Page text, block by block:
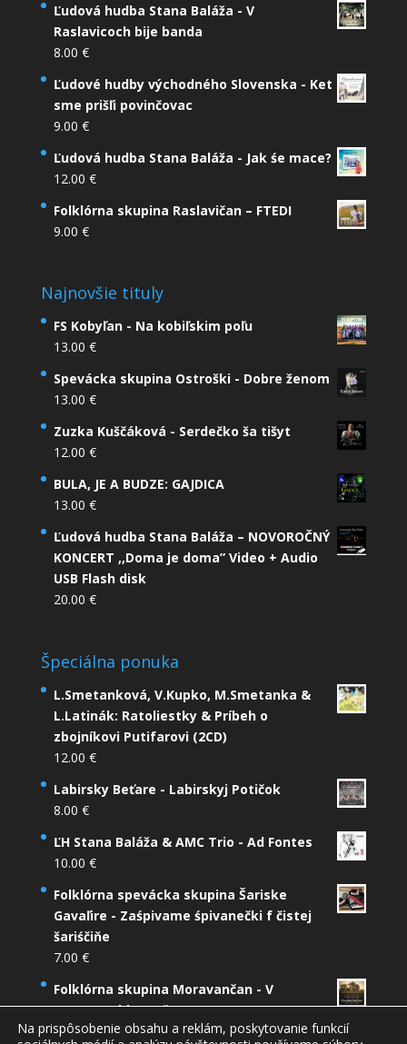
Ľudová hudba Stana Baláža - V
Raslavicoch bije banda
8.00 €
Ľudové hudby východného Slovenska - Ket
sme prišľi povinčovac
9.00 €
Ľudová hudba Stana Baláža - Jak śe mace?
12.00 €
Folklórna skupina Raslavičan – FTEDI
9.00 €
Najnovšie tituly
FS Kobyľan - Na kobiľskim poľu
13.00 €
Spevácka skupina Ostroški - Dobre ženom
13.00 €
Zuzka Kuščáková - Serdečko ša tišyt
12.00 €
BULA, JE A BUDZE: GAJDICA
13.00 €
Ľudová hudba Stana Baláža – NOVOROČNÝ
KONCERT ,,Doma je doma” Video + Audio
USB Flash disk
20.00 €
Špeciálna ponuka
L.Smetanková, V.Kupko, M.Smetanka &
L.Latinák: Ratoliestky & Príbeh o
zbojníkovi Putifarovi (2CD)
12.00 €
Labirsky Beťare - Labirskyj Potičok
8.00 €
ĽH Stana Baláža & AMC Trio - Ad Fontes
10.00 €
Folklórna spevácka skupina Šariske
Gavaľire - Zaśpivame śpivanečki f čistej
šariśčiňe
7.00 €
Folklórna skupina Moravančan - V
Murovenskim poľu (2CD)
12.00€
Na prispôsobenie obsahu a reklám, poskytovanie funkcií